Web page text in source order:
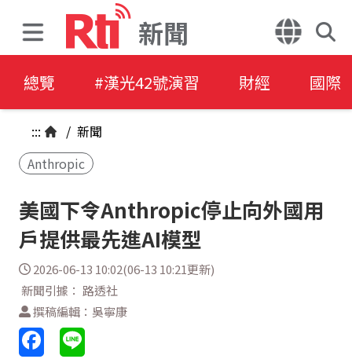
新聞
總覽 #漢光42號演習 財經 國際
::: / 新聞
Anthropic
美國下令Anthropic停止向外國用
戶提供最先進AI模型
2026-06-13 10:02(06-13 10:21更新)
新聞引據： 路透社
撰稿編輯：吳寧康